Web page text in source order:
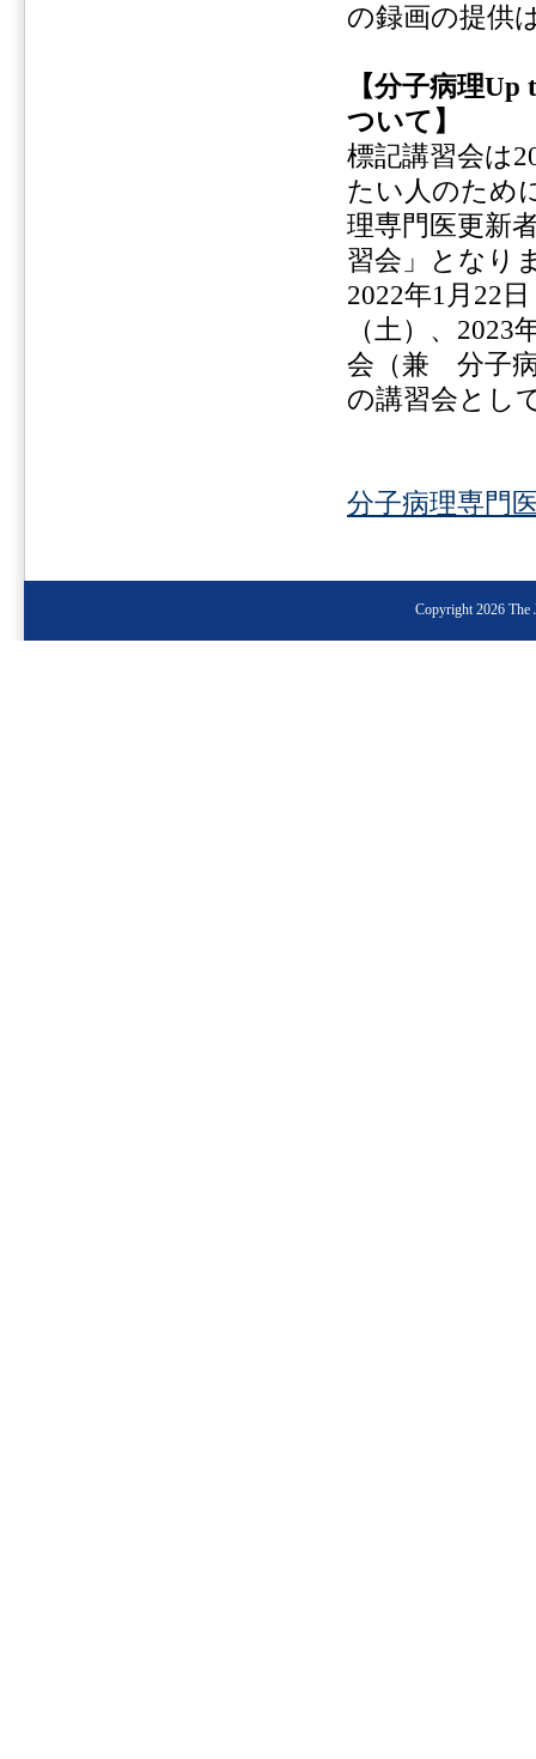
の録画の提供
【分子病理
ついて】
標記講習会は
たい人のため
理専門医更新
習会」となり
2022年1月22
（土）、
会（兼 分子病
の講習会とし
分子病理専門
Copyright 2026 The